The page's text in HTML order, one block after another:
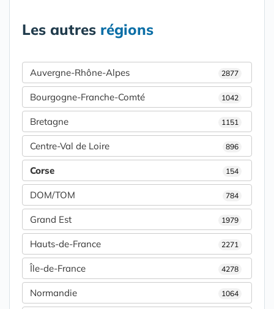
Les autres régions
Auvergne-Rhône-Alpes 2877
Bourgogne-Franche-Comté 1042
Bretagne 1151
Centre-Val de Loire 896
Corse 154
DOM/TOM 784
Grand Est 1979
Hauts-de-France 2271
Île-de-France 4278
Normandie 1064